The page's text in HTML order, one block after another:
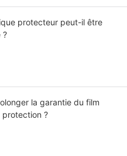
protecteur peut-il être
?
la garantie du film
?